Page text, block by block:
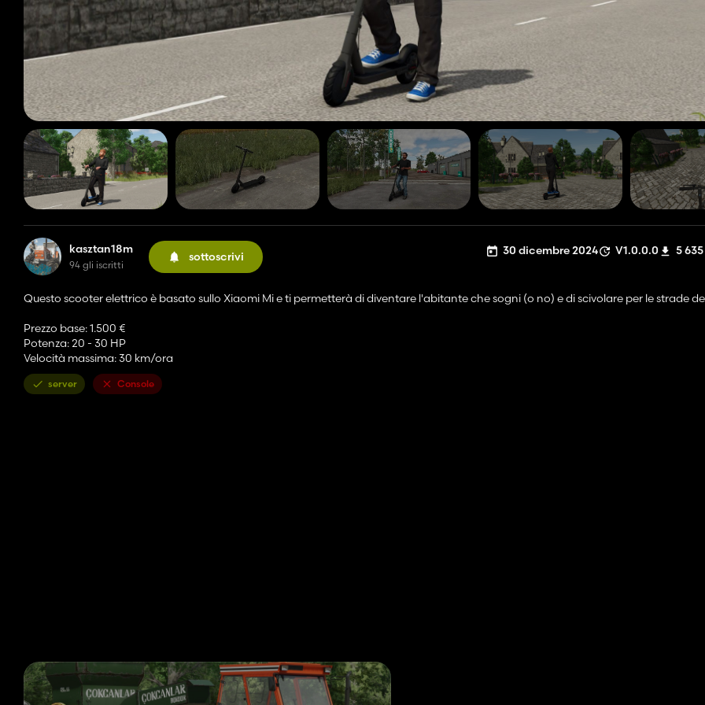
kasztan18m
94 gli iscritti
sottoscrivi 30 dicembre 2024 V1.0.0.0 5 635
Questo scooter elettrico è basato sullo Xiaomi Mi e ti permetterà di diventare l'abitante che sogni (o no) e di scivolare per le strade
Prezzo base: 1.500 €
Potenza: 20 - 30 HP
Velocità massima: 30 km/ora
server Console